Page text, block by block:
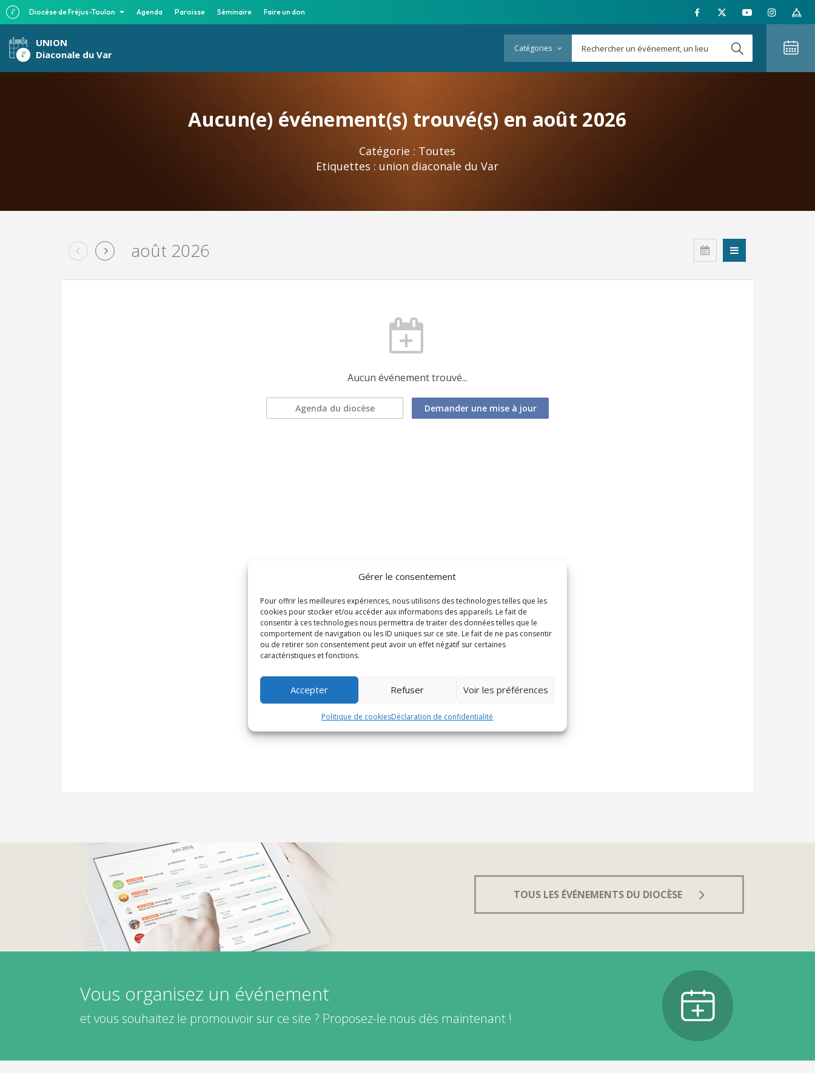
Diocèse de Fréjus-Toulon Agenda Paroisse Séminaire Faire un don
Gérer le consentement
Pour offrir les meilleures expériences, nous utilisons des technologies telles que les
cookies pour stocker et/ou accéder aux informations des appareils. Le fait de
consentir à ces technologies nous permettra de traiter des données telles que le
comportement de navigation ou les ID uniques sur ce site. Le fait de ne pas consentir
ou de retirer son consentement peut avoir un effet négatif sur certaines
caractéristiques et fonctions.
Accepter Refuser Voir les préférences
Politique de cookiesDéclaration de confidentialité
UNION
Diaconale du Var
Catégories
Aucun(e) événement(s) trouvé(s) en août 2026
Catégorie : Toutes
Etiquettes : union diaconale du Var
août 2026
Aucun événement trouvé...
Agenda du diocèse Demander une mise à jour
TOUS LES ÉVÉNEMENTS DU DIOCÈSE
Vous organisez un événement
et vous souhaitez le promouvoir sur ce site ? Proposez-le nous dès maintenant !